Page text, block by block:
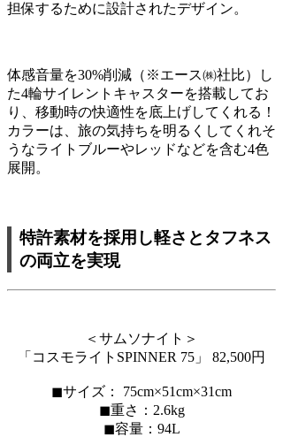
担保するために設計されたデザイン。
体感音量を30%削減（※エース㈱社比）し
た4輪サイレントキャスターを搭載してお
り、移動時の快適性を底上げしてくれる！
カラーは、旅の気持ちを明るくしてくれそ
うなライトブルーやレッドなどを含む4色
展開。
特許素材を採用し軽さとタフネス
の両立を実現
＜サムソナイト＞
「コスモライトSPINNER 75」 82,500円
◼︎サイズ： 75cm×51cm×31cm
◼︎重さ：2.6kg
◼︎容量：94L